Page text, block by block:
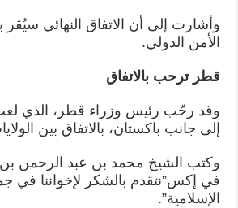
وأشارت إلى أن الاتفاق النهائي
الأمن الدولي.
قطر ترحب بالاتفاق
وقد رحّب رئيس وزراء قطر، الذي
إلى جانب باكستان، بالاتفاق بين
وكتب الشيخ محمد بن عبد الرحمن
في إكس”نتقدم بالشكر لإخواننا في
الإسلامية”.